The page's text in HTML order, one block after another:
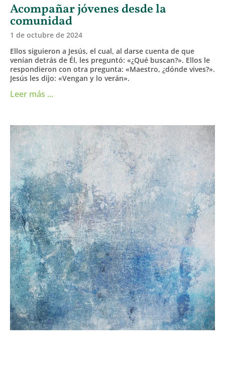
Acompañar jóvenes desde la
comunidad
1 de octubre de 2024
Ellos siguieron a Jesús, el cual, al darse cuenta de que
venían detrás de Él, les preguntó: «¿Qué buscan?». Ellos le
respondieron con otra pregunta: «Maestro, ¿dónde vives?».
Jesús les dijo: «Vengan y lo verán».
Leer más ...